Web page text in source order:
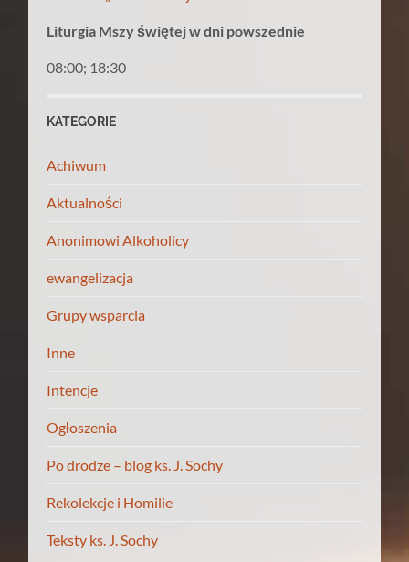
Liturgia Mszy świętej w dni powszednie
08:00; 18:30
KATEGORIE
Achiwum
Aktualności
Anonimowi Alkoholicy
ewangelizacja
Grupy wsparcia
Inne
Intencje
Ogłoszenia
Po drodze – blog ks. J. Sochy
Rekolekcje i Homilie
Teksty ks. J. Sochy